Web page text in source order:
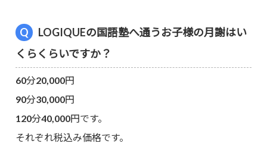
LOGIQUEの国語塾へ通うお子様の月謝はい
くらくらいですか？
60分20,000円
90分30,000円
120分40,000円です。
それぞれ税込み価格です。